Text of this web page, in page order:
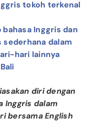
tokoh terkenal
Inggris dan
sederhana dalam
hari lainnya
diri dengan
Inggris dalam
bersama English